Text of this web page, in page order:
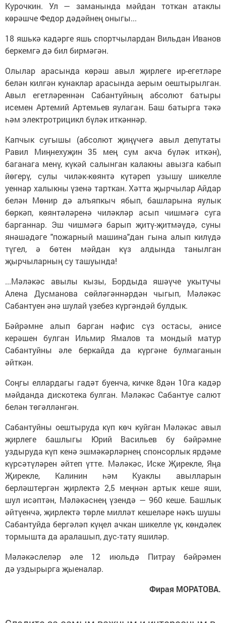
Курочкин. Ул — заманында мәйдан тоткан атаклы
көрәшче Федор дәдәйнең оныгы...
18 яшькә кадәрге яшь спортчылардан Вильдан Иванов
беркемгә дә бил бирмәгән.
Олылар арасында көрәш авыл җирлеге ир-егетләре
белән килгән кунаклар арасында аерым оештырылган.
Авыл егетләреннән Сабантуйның абсолют батыры
исемен Артемий Артемьев яулаган. Баш батырга тәкә
һәм электротрицикл бүләк иткәннәр.
Капчык сугышы (абсолют җиңүчегә авыл депутаты
Равил Миңнехуҗин 35 мең сум акча бүләк иткән),
баганага менү, күкәй салынган калакны авызга кабып
йөгерү, сулы чиләк-көянтә күтәреп узышу шикелле
уеннар халыкны үзенә тарткан. Хәтта җырчылар Айдар
белән Мөнир дә алъяпкыч ябып, башларына яулык
бөркәп, көянтәләренә чиләкләр асып чишмәгә суга
барганнар. Эш чишмәгә барып җитү-җитмәүдә, суны
янәшәдәге "пожарный машина"дан гына алып килүдә
түгел, ә бөтен мәйдан күз алдында танылган
җырчыларның су ташуында!
...Мәләкәс авылы кызы, Бордыда яшәүче укытучы
Алена Дусманова сөйләгәннәрдән чыгып, Мәләкәс
Сабантуен әнә шулай үзебез күргәндәй булдык.
Бәйрәмне алып барган нәфис сүз остасы, әнисе
керәшен булган Ильмир Ямалов та мондый матур
Сабантуйны әле беркайда да күргәне булмаганын
әйткән.
Соңгы еллардагы гадәт буенча, кичке 8дән 10га кадәр
мәйданда дискотека булган. Мәләкәс Сабантуе салют
белән төгәлләнгән.
Сабантуйны оештыруда күп көч куйган Мәләкәс авыл
җирлеге башлыгы Юрий Васильев бу бәйрәмне
уздыруда күп кенә эшмәкәрләрнең спонсорлык ярдәме
күрсәтүләрен әйтеп үтте. Мәләкәс, Иске Җирекле, Яңа
Җирекле, Калинин һәм Куаклы авылларын
берләштергән җирлектә 2,5 меңнән артык кеше яши,
шул исәптән, Мәләкәснең үзендә — 960 кеше. Башлык
әйтүенчә, җирлектә төрле милләт кешеләре нәкъ шушы
Сабантуйда бергәләп күңел ачкан шикелле үк, көндәлек
тормышта да аралашып, дус-тату яшиләр.
Мәләкәслеләр әле 12 июльдә Питрау бәйрәмен
дә уздырырга җыеналар.
Фирая МОРАТОВА.